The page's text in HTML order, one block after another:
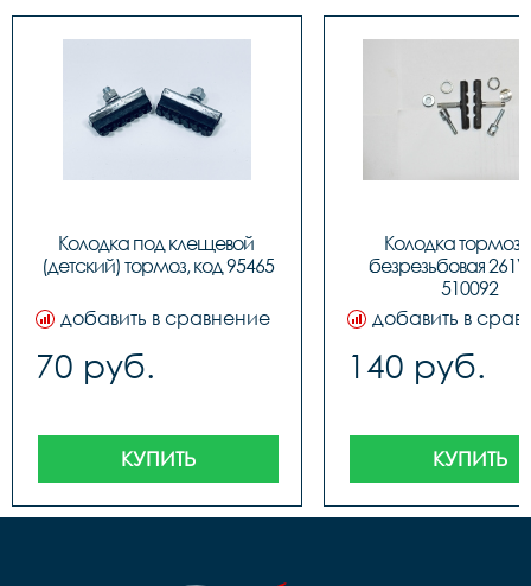
Колодка под клещевой
(детский) тормоз, код 95465
добавить в сравнение
70 руб.
КУПИТЬ
Колодка
безрезьбовая
510092
добавить в
140 руб.
КУПИТЬ